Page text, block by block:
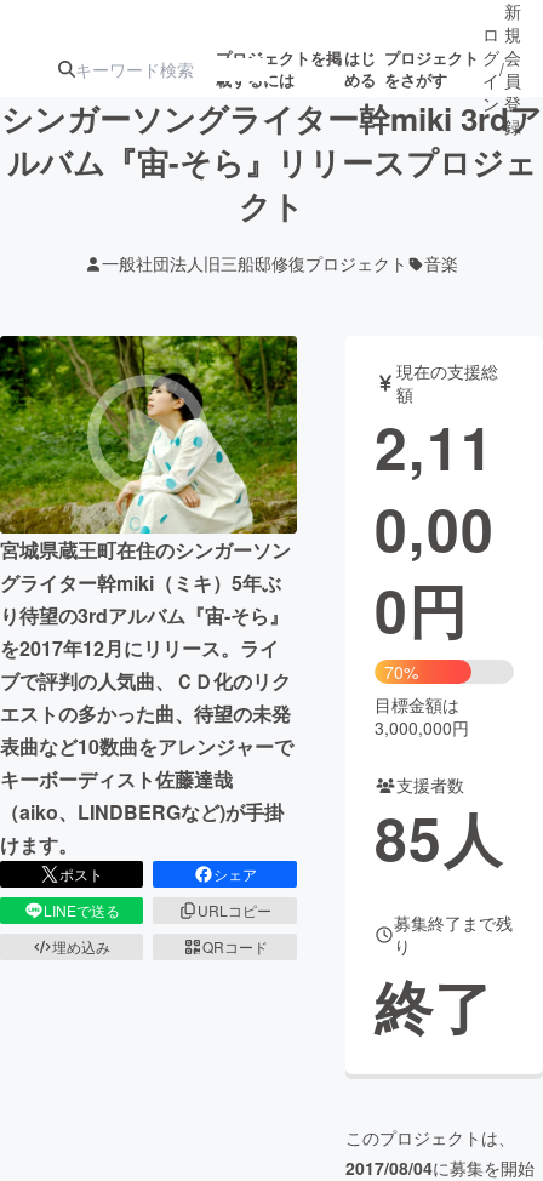
プロジェクトを掲
載するには
はじ
める
プロジェクト
をさがす
注目の新着プロ募集終了が近いプ
テクノロジー・ガジェット
映像・映画
ビジネス・起業 チャレンジ
まちづくり・地域活性化
CAMPFIRE for Social Good
CAMPFIRE Creation
CAMPFIREふるさと納税machi-ya コミュニティ
ロ
グ
イ
ン
/
新
規
会
員
登
録
シンガーソングライター幹miki 3rdア
ルバム『宙-そら』リリースプロジェ
クト
一般社団法人旧三船邸修復プロジェクト 音楽
宮城県蔵王町在住のシンガーソン
グライター幹miki（ミキ）5年ぶ
り待望の3rdアルバム『宙-そら』
を2017年12月にリリース。ライ
ブで評判の人気曲、ＣＤ化のリク
エストの多かった曲、待望の未発
表曲など10数曲をアレンジャーで
キーボーディスト佐藤達哉
（aiko、LINDBERGなど)が手掛
けます。
ポスト
シェア
LINEで送る
URLコピー
埋め込み
QRコード
現在の支援総
額
2,11
0,00
0円
70%
目標金額は
3,000,000円
支援者数
85人
募集終了まで残
り
終了
このプロジェクトは、
2017/08/04に募集を開始